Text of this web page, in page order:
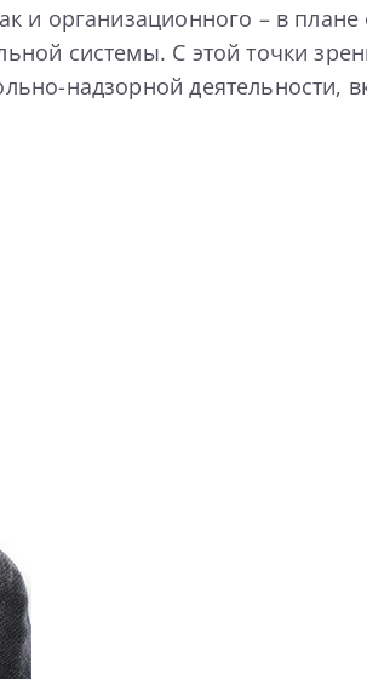
и организационного – в
системы. С этой точки
надзорной